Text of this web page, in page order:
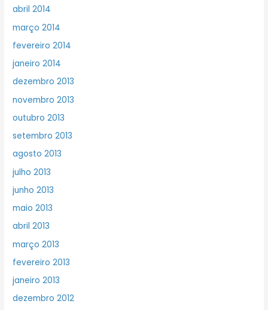
abril 2014
março 2014
fevereiro 2014
janeiro 2014
dezembro 2013
novembro 2013
outubro 2013
setembro 2013
agosto 2013
julho 2013
junho 2013
maio 2013
abril 2013
março 2013
fevereiro 2013
janeiro 2013
dezembro 2012